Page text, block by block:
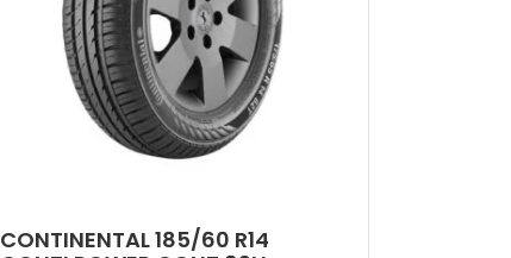
CONTINENTAL 185/60 R14